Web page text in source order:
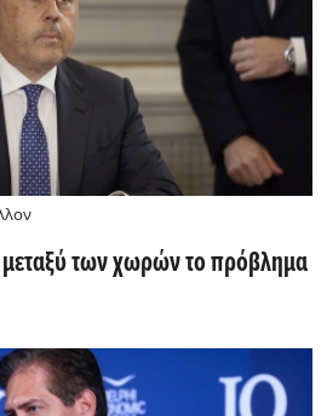
των χωρών το πρόβλημα